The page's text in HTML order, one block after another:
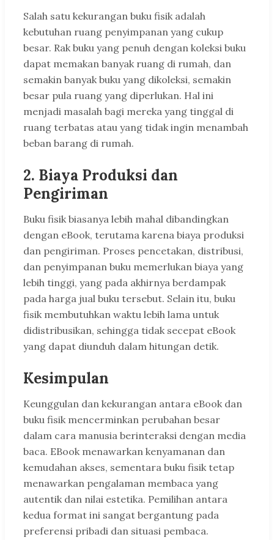
Salah satu kekurangan buku fisik adalah
kebutuhan ruang penyimpanan yang cukup
besar. Rak buku yang penuh dengan koleksi buku
dapat memakan banyak ruang di rumah, dan
semakin banyak buku yang dikoleksi, semakin
besar pula ruang yang diperlukan. Hal ini
menjadi masalah bagi mereka yang tinggal di
ruang terbatas atau yang tidak ingin menambah
beban barang di rumah.
2. Biaya Produksi dan
Pengiriman
Buku fisik biasanya lebih mahal dibandingkan
dengan eBook, terutama karena biaya produksi
dan pengiriman. Proses pencetakan, distribusi,
dan penyimpanan buku memerlukan biaya yang
lebih tinggi, yang pada akhirnya berdampak
pada harga jual buku tersebut. Selain itu, buku
fisik membutuhkan waktu lebih lama untuk
didistribusikan, sehingga tidak secepat eBook
yang dapat diunduh dalam hitungan detik.
Kesimpulan
Keunggulan dan kekurangan antara eBook dan
buku fisik mencerminkan perubahan besar
dalam cara manusia berinteraksi dengan media
baca. EBook menawarkan kenyamanan dan
kemudahan akses, sementara buku fisik tetap
menawarkan pengalaman membaca yang
autentik dan nilai estetika. Pemilihan antara
kedua format ini sangat bergantung pada
preferensi pribadi dan situasi pembaca.